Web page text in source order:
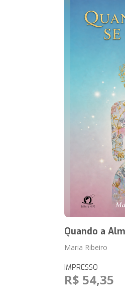
Quando a
Maria Ribeiro
IMPRESSO
R$ 54,35